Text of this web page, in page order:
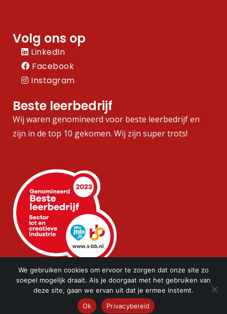
Volg ons op
LinkedIn
Facebook
Instagram
Beste leerbedrijf
Wij waren genomineerd voor beste leerbedrijf en
zijn in de top 10 gekomen. Wij zijn super trots!
We gebruiken cookies om ervoor te zorgen dat onze site zo
soepel mogelijk draait. Als je doorgaat met het gebruiken van
deze site, gaan we ervan uit dat je ermee instemt.
Ok
Privacybeleid